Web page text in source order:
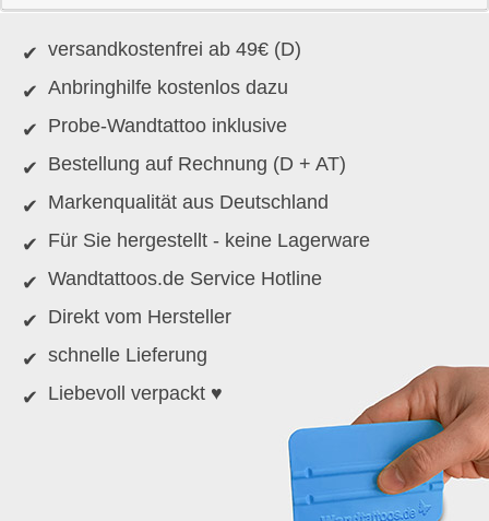
versandkostenfrei ab 49€ (D)
Anbringhilfe kostenlos dazu
Probe-Wandtattoo inklusive
Bestellung auf Rechnung (D + AT)
Markenqualität aus Deutschland
Für Sie hergestellt - keine Lagerware
Wandtattoos.de Service Hotline
Direkt vom Hersteller
schnelle Lieferung
Liebevoll verpackt ♥